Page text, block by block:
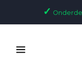
✓
MENU